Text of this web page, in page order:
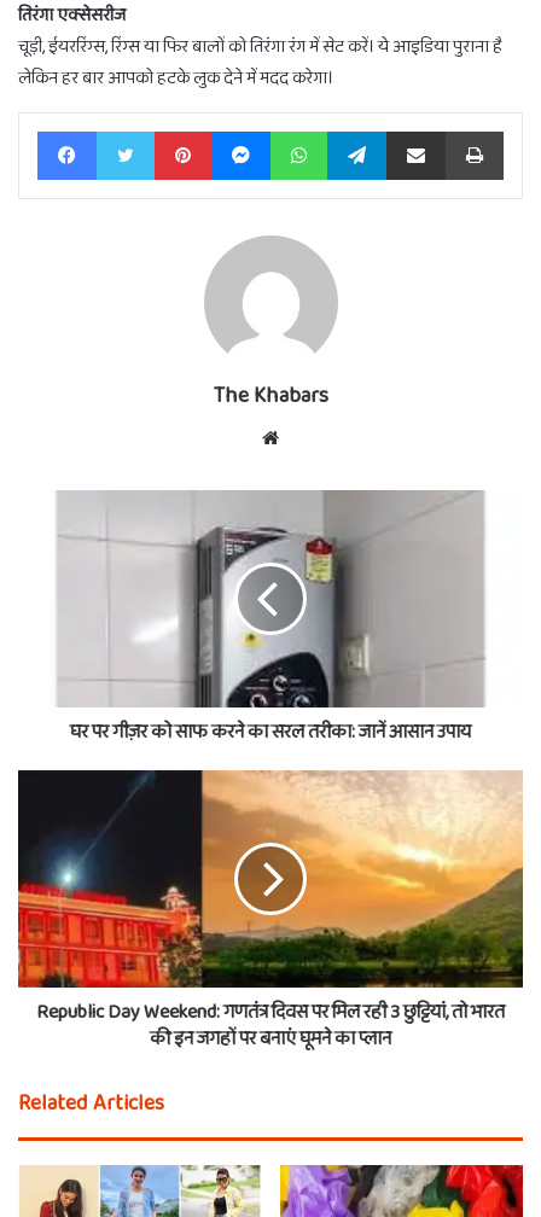
तिरंगा एक्सेसरीज
चूड़ी, ईयररिंग्स, रिंग्स या फिर बालों को तिरंगा रंग में सेट करें। ये आइडिया पुराना है
लेकिन हर बार आपको हटके लुक देने में मदद करेगा।
FacebookTwitter PinterestMessengerWhatsAppTelegramShare via Email Print
The Khabars
Website
घर पर गीज़र को साफ करने का सरल तरीका: जानें आसान उपाय
Republic Day Weekend: गणतंत्र दिवस पर मिल रही 3 छुट्टियां, तो भारत
की इन जगहों पर बनाएं घूमने का प्लान
Related Articles